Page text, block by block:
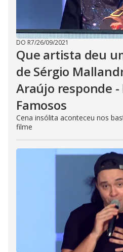
DO R7/26/09/2021
Que artista deu
de Sérgio
Araújo responde -
Famosos
Cena insólita aconteceu nos
filme